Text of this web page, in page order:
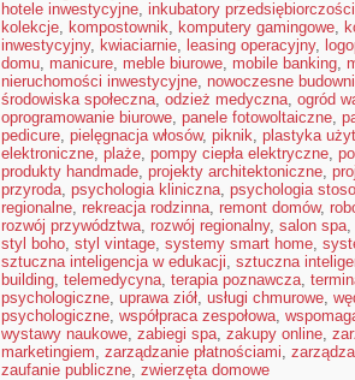
hotele inwestycyjne, inkubatory przedsiębiorczości
kolekcje, kompostownik, komputery gamingowe,
inwestycyjny, kwiaciarnie, leasing operacyjny,
domu, manicure, meble biurowe, mobile banking,
nieruchomości inwestycyjne, nowoczesne
środowiska społeczna, odzież medyczna, ogród
oprogramowanie biurowe, panele fotowoltaiczne,
pedicure, pielęgnacja włosów, piknik, plastyka
elektroniczne, plaże, pompy ciepła elektryczne,
produkty handmade, projekty architektoniczne,
przyroda, psychologia kliniczna, psychologia
regionalne, rekreacja rodzinna, remont domów,
rozwój przywództwa, rozwój regionalny, salon spa,
styl boho, styl vintage, systemy smart home,
sztuczna inteligencja w edukacji, sztuczna
building, telemedycyna, terapia poznawcza,
psychologiczne, uprawa ziół, usługi chmurowe,
psychologiczne, współpraca zespołowa,
wystawy naukowe, zabiegi spa, zakupy online,
marketingiem, zarządzanie płatnościami,
zaufanie publiczne, zwierzęta domowe